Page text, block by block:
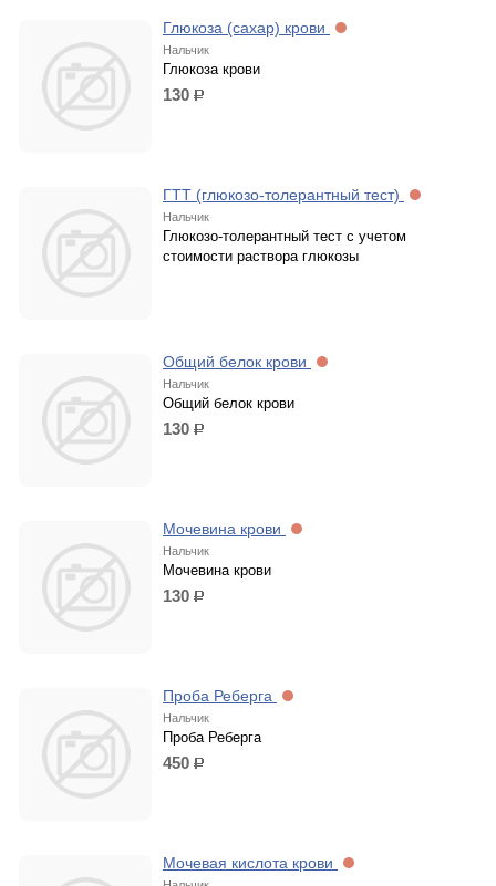
Глюкоза (сахар) крови
Нальчик
Глюкоза крови
130 р.
ГТТ (глюкозо-толерантный тест)
Нальчик
Глюкозо-толерантный тест с учетом
стоимости раствора глюкозы
Общий белок крови
Нальчик
Общий белок крови
130 р.
Мочевина крови
Нальчик
Мочевина крови
130 р.
Проба Реберга
Нальчик
Проба Реберга
450 р.
Мочевая кислота крови